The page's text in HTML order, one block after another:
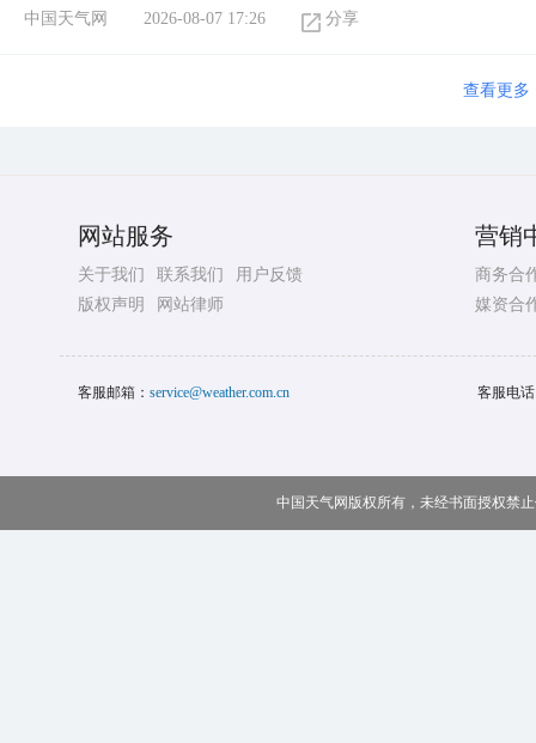
中国天气网 2026-08-07 17:26 分享
查看更多
网站服务
关于我们 联系我们
用户反馈
版权声明
网站律师
营销
商务合
媒资合
客服邮箱： service@weather.com.cn 客服电
中国天气网版权所有，未经书面授权